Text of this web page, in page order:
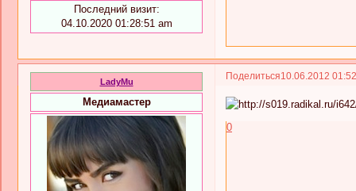
Последний визит:
04.10.2020 01:28:51 am
Поделиться10.06.2012
LadyMu
Медиамастер
0